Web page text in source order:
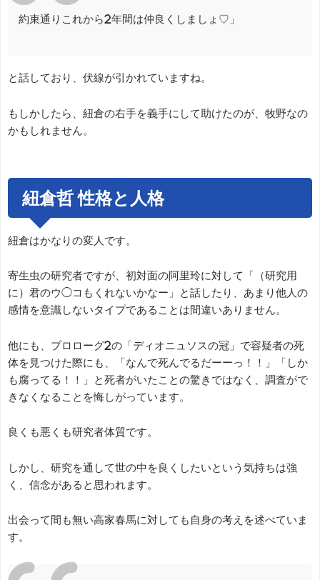
約束通りこれから2年間は仲良くしましょ♡」
と話しており、伏線が引かれていますね。
もしかしたら、紐倉の右手を義手にして助けたのが、牧野なの
かもしれません。
紐倉哲 性格と人格
紐倉はかなりの変人です。
寄生虫の研究者ですが、初対面の阿里玲に対して「（研究用
に）君のウ◯コもくれないかなー」と話したり、あまり他人の
感情を意識しないタイプであることは間違いありません。
他にも、プロローグ2の「ディオニュソスの冠」で容疑者の死
体を見つけた際にも、「なんで死んでるだーーっ！！」「しか
も腐ってる！！」と死者がいたことの驚きではなく、調査がで
きなくなることを悔しがっています。
良くも悪くも研究者体質です。
しかし、研究を通して世の中を良くしたいという気持ちは強
く、信念があると思われます。
出会って間も無い高家春馬に対しても自身の考えを述べていま
す。